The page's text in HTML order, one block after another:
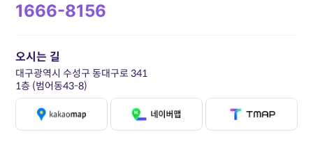
1666-8156
오시는 길
대구광역시 수성구 동대구로 341
1층 (범어동43-8)